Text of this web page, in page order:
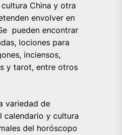
China y otra
envolver en
pueden encontrar
lociones para
inciensos,
y tarot, entre otros
variedad de
calendario y cultura
del horóscopo